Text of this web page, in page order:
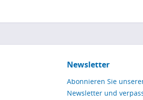
Newsletter
Abonnieren Sie
Newsletter und